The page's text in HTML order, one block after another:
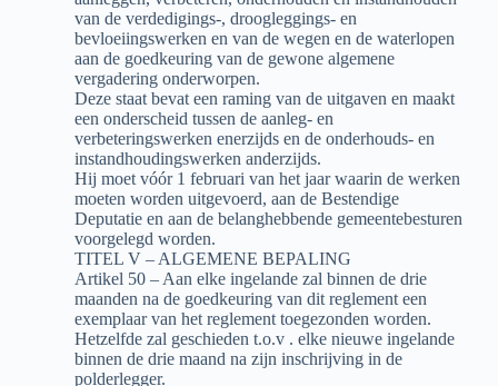
van de verdedigings-, droogleggings- en
bevloeiingswerken en van de wegen en de waterlopen
aan de goedkeuring van de gewone algemene
vergadering onderworpen.
Deze staat bevat een raming van de uitgaven en maakt
een onderscheid tussen de aanleg- en
verbeteringswerken enerzijds en de onderhouds- en
instandhoudingswerken anderzijds.
Hij moet vóór 1 februari van het jaar waarin de werken
moeten worden uitgevoerd, aan de Bestendige
Deputatie en aan de belanghebbende gemeentebesturen
voorgelegd worden.
TITEL V – ALGEMENE BEPALING
Artikel 50 – Aan elke ingelande zal binnen de drie
maanden na de goedkeuring van dit reglement een
exemplaar van het reglement toegezonden worden.
Hetzelfde zal geschieden t.o.v . elke nieuwe ingelande
binnen de drie maand na zijn inschrijving in de
polderlegger.